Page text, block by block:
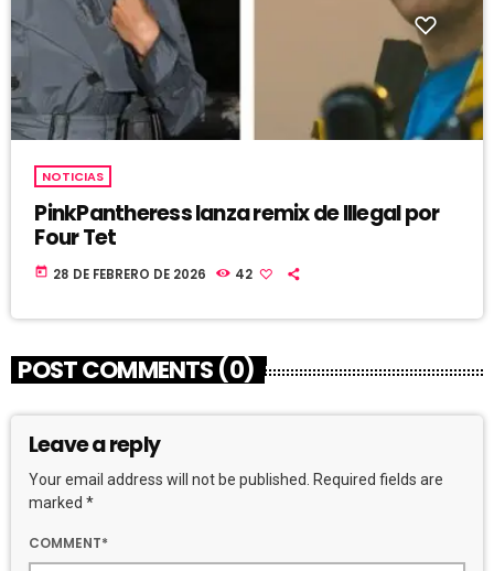
NOTICIAS
PinkPantheress lanza remix de Illegal por
Four Tet
today 28 DE FEBRERO DE 2026 42
POST COMMENTS (0)
Leave a reply
Your email address will not be published. Required fields are
marked *
COMMENT*